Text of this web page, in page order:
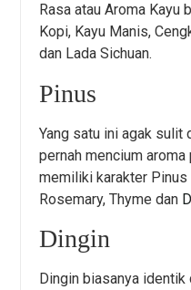
Rasa atau Aroma Kayu
Kopi, Kayu Manis,
dan Lada Sichuan.
Pinus
Yang satu ini agak sulit
pernah mencium
memiliki karakter
Rosemary, Thyme dan
Dingin
Dingin biasanya